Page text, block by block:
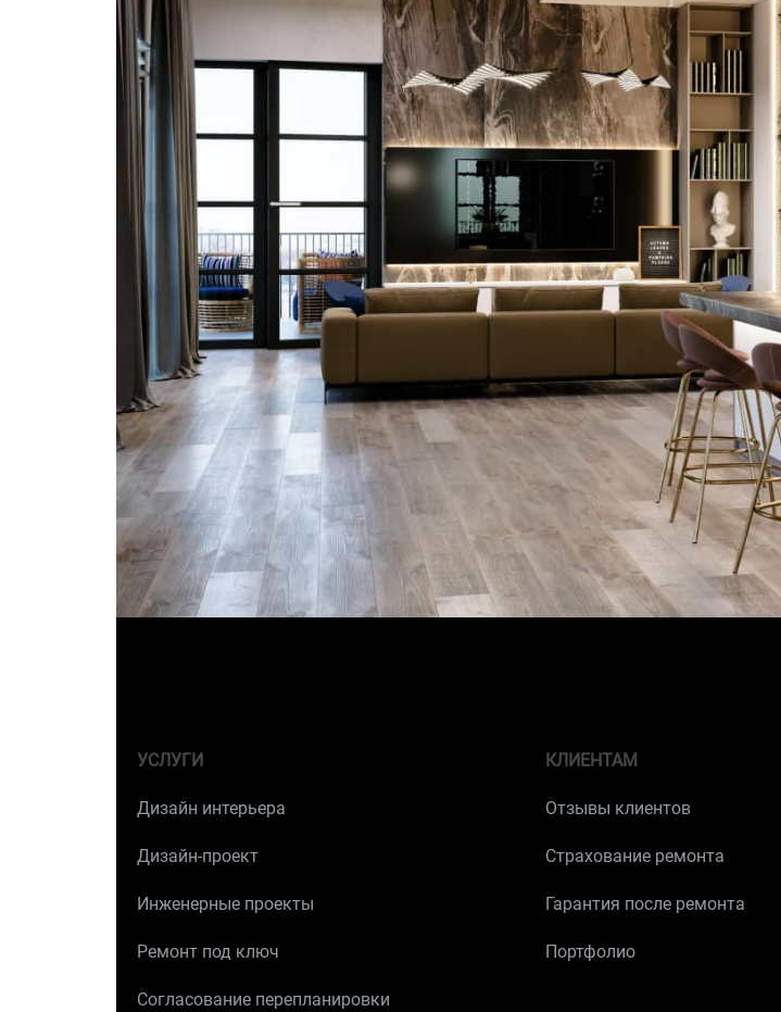
УСЛУГИ
Дизайн интерьера
Дизайн-проект
Инженерные проекты
Ремонт под ключ
Согласование перепланировки
КЛИЕНТАМ
Отзывы клиентов
Страхование ремонта
Гарантия после ремонта
Портфолио